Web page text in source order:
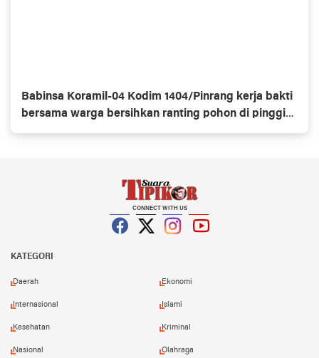
Babinsa Koramil-04 Kodim 1404/Pinrang kerja bakti
bersama warga bersihkan ranting pohon di pinggir
jalan
CONNECT WITH US
KATEGORI
Daerah Ekonomi
Internasional Islami
Kesehatan Kriminal
Nasional Olahraga